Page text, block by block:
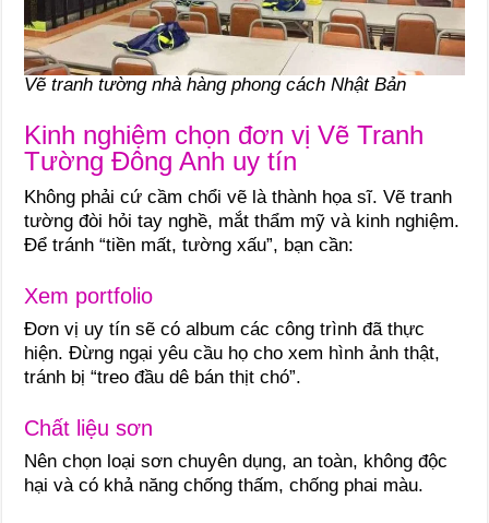
Vẽ tranh tường nhà hàng phong cách Nhật Bản
Kinh nghiệm chọn đơn vị Vẽ Tranh
Tường Đông Anh uy tín
Không phải cứ cầm chổi vẽ là thành họa sĩ. Vẽ tranh
tường đòi hỏi tay nghề, mắt thẩm mỹ và kinh nghiệm.
Để tránh “tiền mất, tường xấu”, bạn cần:
Xem portfolio
Đơn vị uy tín sẽ có album các công trình đã thực
hiện. Đừng ngại yêu cầu họ cho xem hình ảnh thật,
tránh bị “treo đầu dê bán thịt chó”.
Chất liệu sơn
Nên chọn loại sơn chuyên dụng, an toàn, không độc
hại và có khả năng chống thấm, chống phai màu.